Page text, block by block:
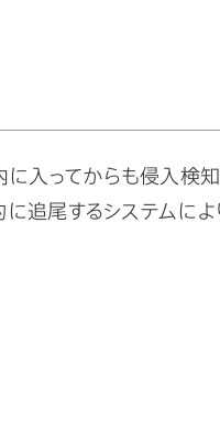
入ってからも侵入検知
追尾するシステムによ